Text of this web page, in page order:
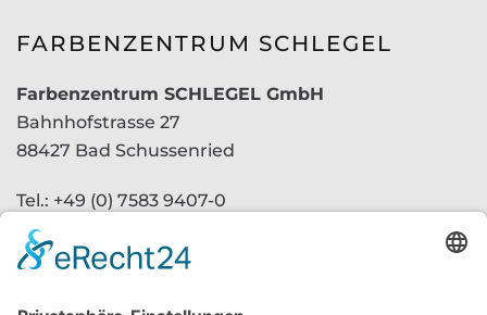
FARBENZENTRUM SCHLEGEL
Farbenzentrum SCHLEGEL GmbH
Bahnhofstrasse 27
88427 Bad Schussenried
Tel.: +49 (0) 7583 9407-0
Fax: +49 (0) 7583 9407-20
E-Mail:
info@farben-schlegel.de